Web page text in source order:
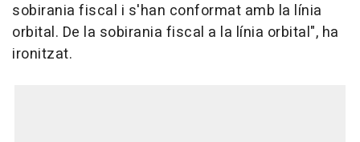
sobirania fiscal i s'han conformat amb la línia
orbital. De la sobirania fiscal a la línia orbital", ha
ironitzat.